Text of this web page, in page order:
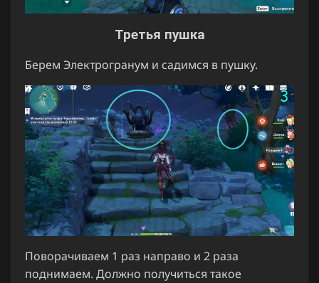
Третья пушка
Берем Электрогранум и садимся в пушку.
Поворачиваем 1 раз направо и 2 раза
поднимаем. Должно получиться такое